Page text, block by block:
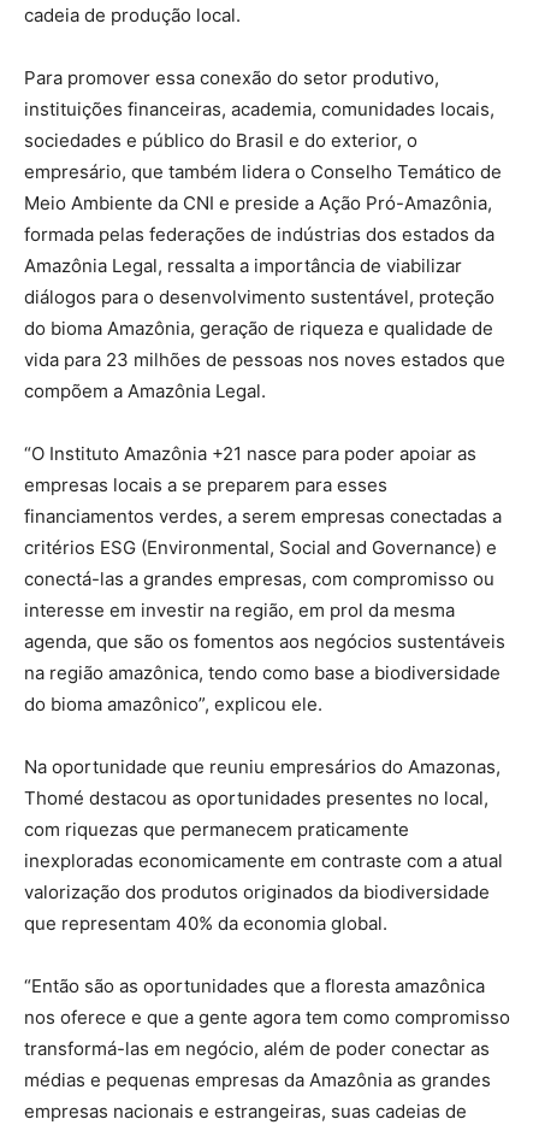
cadeia de produção local.
Para promover essa conexão do setor produtivo,
instituições financeiras, academia, comunidades locais,
sociedades e público do Brasil e do exterior, o
empresário, que também lidera o Conselho Temático de
Meio Ambiente da CNI e preside a Ação Pró-Amazônia,
formada pelas federações de indústrias dos estados da
Amazônia Legal, ressalta a importância de viabilizar
diálogos para o desenvolvimento sustentável, proteção
do bioma Amazônia, geração de riqueza e qualidade de
vida para 23 milhões de pessoas nos noves estados que
compõem a Amazônia Legal.
“O Instituto Amazônia +21 nasce para poder apoiar as
empresas locais a se preparem para esses
financiamentos verdes, a serem empresas conectadas a
critérios ESG (Environmental, Social and Governance) e
conectá-las a grandes empresas, com compromisso ou
interesse em investir na região, em prol da mesma
agenda, que são os fomentos aos negócios sustentáveis
na região amazônica, tendo como base a biodiversidade
do bioma amazônico”, explicou ele.
Na oportunidade que reuniu empresários do Amazonas,
Thomé destacou as oportunidades presentes no local,
com riquezas que permanecem praticamente
inexploradas economicamente em contraste com a atual
valorização dos produtos originados da biodiversidade
que representam 40% da economia global.
“Então são as oportunidades que a floresta amazônica
nos oferece e que a gente agora tem como compromisso
transformá-las em negócio, além de poder conectar as
médias e pequenas empresas da Amazônia as grandes
empresas nacionais e estrangeiras, suas cadeias de